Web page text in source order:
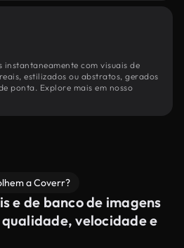
instantaneamente com visuais de
estilizados ou abstratos, gerados
ponta. Explore mais em nosso
a Coverr?
e de banco de imagens
velocidade e